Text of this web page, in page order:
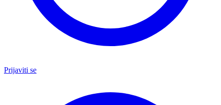
Prijaviti se